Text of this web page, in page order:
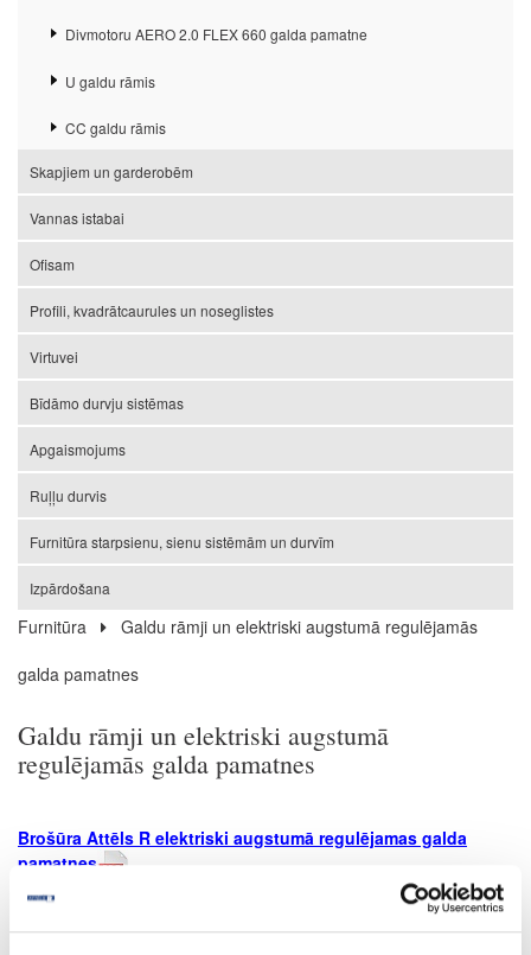
Divmotoru AERO 2.0 FLEX 660 galda pamatne
U galdu rāmis
CC galdu rāmis
Skapjiem un garderobēm
Vannas istabai
Ofisam
Profili, kvadrātcaurules un noseglistes
Virtuvei
Bīdāmo durvju sistēmas
Apgaismojums
Ruļļu durvis
Furnitūra starpsienu, sienu sistēmām un durvīm
Izpārdošana
Furnitūra
Galdu rāmji un elektriski augstumā regulējamās
galda pamatnes
Galdu rāmji un elektriski augstumā
regulējamās galda pamatnes
Brošūra Attēls R elektriski augstumā regulējamas galda
pamatnes